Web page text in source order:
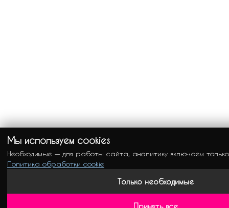
Мы используем cookies
Необходимые — для работы сайта; аналитику включаем
Политика обработки cookie
Только необходимые
Принять все